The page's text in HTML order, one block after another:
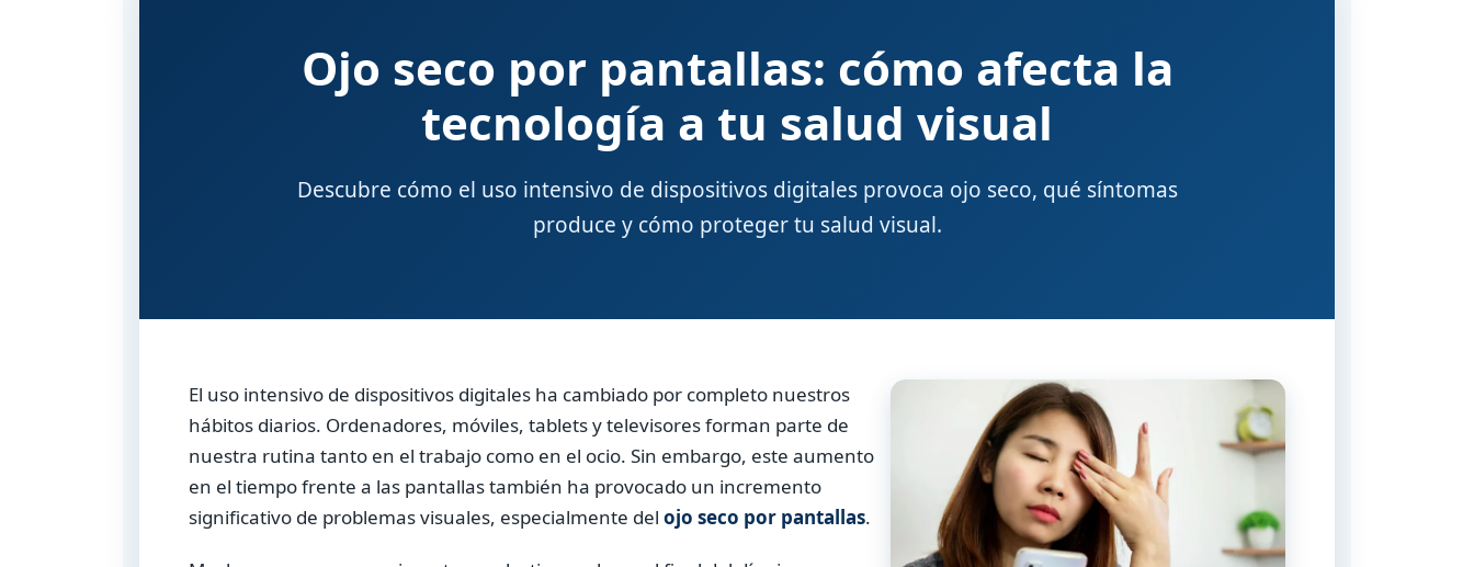
Ojo seco por pantallas: cómo afecta la
tecnología a tu salud visual
Descubre cómo el uso intensivo de dispositivos digitales provoca ojo seco, qué síntomas
produce y cómo proteger tu salud visual.
El uso intensivo de dispositivos digitales ha cambiado por completo nuestros
hábitos diarios. Ordenadores, móviles, tablets y televisores forman parte de
nuestra rutina tanto en el trabajo como en el ocio. Sin embargo, este aumento
en el tiempo frente a las pantallas también ha provocado un incremento
significativo de problemas visuales, especialmente del ojo seco por pantallas.